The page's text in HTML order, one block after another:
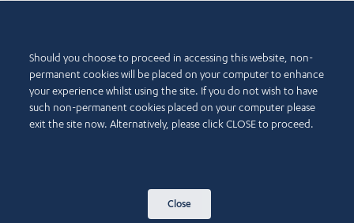
Latif Jameel logotype and pentagon-shaped graphics are trademarks or registered
trademarks of Abdul Latif Jameel IPR Company Limited.
Kullanma Koşulları
Erişilebilirlik Politikası
Should you choose to proceed in accessing this website, non-
permanent cookies will be placed on your computer to enhance
your experience whilst using the site. If you do not wish to have
such non-permanent cookies placed on your computer please
exit the site now. Alternatively, please click CLOSE to proceed.
Close